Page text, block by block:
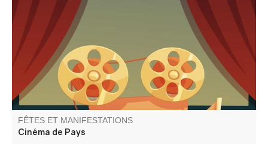
Walter Lapin et à 21h Chers Parents
FÊTES ET MANIFESTATIONS
Cinéma de Pays